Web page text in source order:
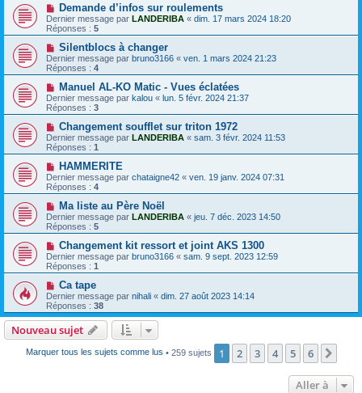
Demande d’infos sur roulements
Dernier message par LANDERIBA « dim. 17 mars 2024 18:20
Réponses : 5
Silentblocs à changer
Dernier message par bruno3166 « ven. 1 mars 2024 21:23
Réponses : 4
Manuel AL-KO Matic - Vues éclatées
Dernier message par kalou « lun. 5 févr. 2024 21:37
Réponses : 3
Changement soufflet sur triton 1972
Dernier message par LANDERIBA « sam. 3 févr. 2024 11:53
Réponses : 1
HAMMERITE
Dernier message par chataigne42 « ven. 19 janv. 2024 07:31
Réponses : 4
Ma liste au Père Noël
Dernier message par LANDERIBA « jeu. 7 déc. 2023 14:50
Réponses : 5
Changement kit ressort et joint AKS 1300
Dernier message par bruno3166 « sam. 9 sept. 2023 12:59
Réponses : 1
Ca tape
Dernier message par nihali « dim. 27 août 2023 14:14
Réponses : 38
Nouveau sujet
Marquer tous les sujets comme lus • 259 sujets 1 2 3 4 5 6
Aller à